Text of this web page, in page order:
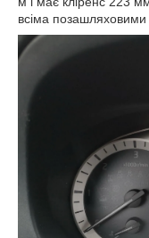
всіма позашляховими